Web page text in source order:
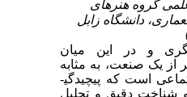
گروه هنرهای
دانشگاه زابل
و در این میان
یک صنعت، به مثابه
است که پیچیدگی­
شناخت دقیق و تحلیل